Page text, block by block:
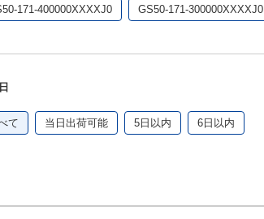
171-400000XXXXJ0 GS50-171-300000XXXXJ0
て 当日出荷可能 5日以内 6日以内